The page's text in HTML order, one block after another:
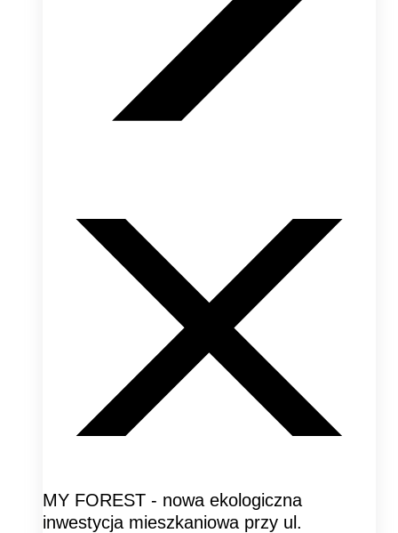
MY FOREST - nowa ekologiczna
inwestycja mieszkaniowa przy ul.